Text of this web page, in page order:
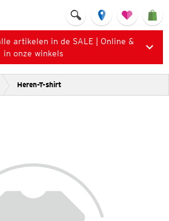
artikelen in de SALE | Online &
in onze winkels
Heren-T-shirt